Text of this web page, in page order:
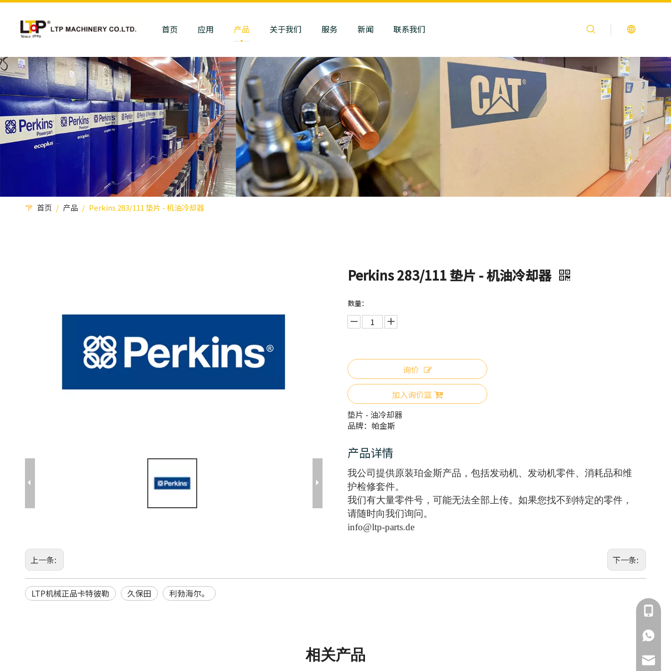
首页 应用 产品 关于我们 服务 新闻 联系我们
首页 / 产品 / Perkins 283/111 垫片 - 机油冷却器
Perkins 283/111 垫片 - 机油冷却器
数量：
询价
加入询价篮
垫片 - 油冷却器
品牌： 帕金斯
产品详情
我公司提供原装珀金斯产品，包括发动机、发动机零件、消耗品和维
护检修套件。
我们有大量零件号，可能无法全部上传。如果您找不到特定的零件，
请随时向我们询问。
info@ltp-parts.de
上一条: 下一条:
LTP机械正品卡特彼勒 久保田 利勃海尔。
相关产品